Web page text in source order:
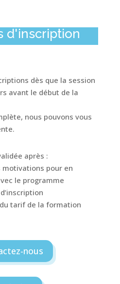
d'inscription
dès que la session
avant le début de la
nous pouvons vous
après :
pour en
le programme
tarif de la formation
nous